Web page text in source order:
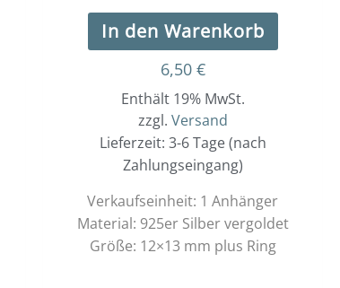
In den Warenkorb
6,50 €
Enthält 19% MwSt.
zzgl. Versand
Lieferzeit: 3-6 Tage (nach
Zahlungseingang)
Verkaufseinheit: 1 Anhänger
Material: 925er Silber vergoldet
Größe: 12×13 mm plus Ring